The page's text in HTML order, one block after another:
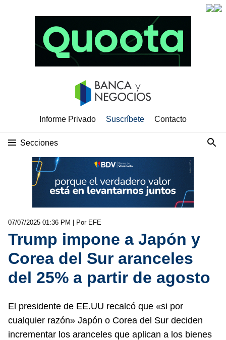
Informe Privado Suscríbete Contacto
Secciones
07/07/2025 01:36 PM | Por EFE
Trump impone a Japón y
Corea del Sur aranceles
del 25% a partir de agosto
El presidente de EE.UU recalcó que «si por
cualquier razón» Japón o Corea del Sur deciden
incrementar los aranceles que aplican a los bienes